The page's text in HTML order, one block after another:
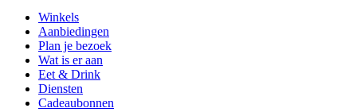
Winkels
Aanbiedingen
Plan je bezoek
Wat is er aan
Eet & Drink
Diensten
Cadeaubonnen